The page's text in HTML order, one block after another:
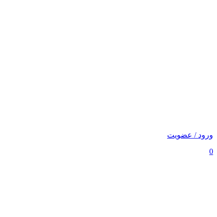
ورود / عضویت
0